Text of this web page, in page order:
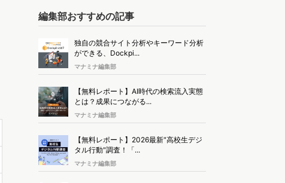
編集部おすすめの記事
独自の競合サイト分析やキーワード分析
ができる、Dockpi...
マナミナ編集部
【無料レポート】AI時代の検索流入実態
とは？成果につながる...
マナミナ編集部
【無料レポート】2026最新"高校生デジ
タル行動"調査！「...
マナミナ編集部